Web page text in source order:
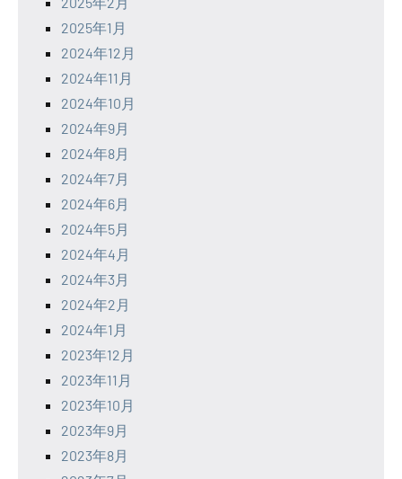
2025年1月
2024年12月
2024年11月
2024年10月
2024年9月
2024年8月
2024年7月
2024年6月
2024年5月
2024年4月
2024年3月
2024年2月
2024年1月
2023年12月
2023年11月
2023年10月
2023年9月
2023年8月